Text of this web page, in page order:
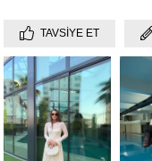
TAVSIYE ET